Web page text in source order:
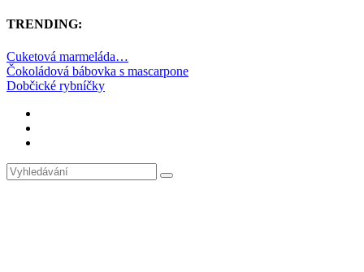
TRENDING:
Cuketová marmeláda…
Čokoládová bábovka s mascarpone
Dobčické rybníčky